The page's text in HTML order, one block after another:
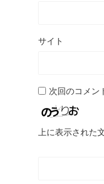
サイト
次回のコメン
上に表示された